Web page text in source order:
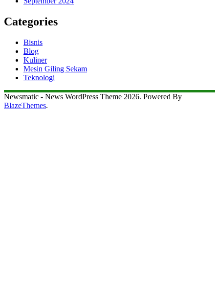
Categories
Bisnis
Blog
Kuliner
Mesin Giling Sekam
Teknologi
Newsmatic - News WordPress Theme 2026. Powered By
BlazeThemes.